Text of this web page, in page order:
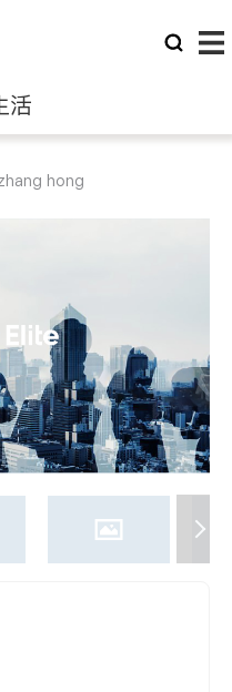
活
师
组织
hong